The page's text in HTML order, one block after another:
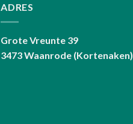
ADRES
Grote Vreunte 39
3473 Waanrode (Kortenaken)